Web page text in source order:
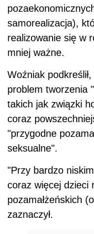
samorealizacja),
realizowanie się w
mniej ważne.
Woźniak
problem tworzenia
takich jak związki
coraz
"przygodne
seksualne".
"Przy bardzo
coraz więcej dzieci
pozamałżeńskich
zaznaczył.